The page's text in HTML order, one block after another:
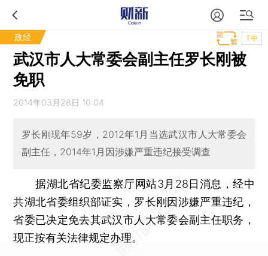
政经 T中
武汉市人大常委会副主任罗长刚被
免职
2014年03月28日 10:04
罗长刚现年59岁，2012年1月当选武汉市人大常委会
副主任，2014年1月因涉嫌严重违纪接受调查
据湖北省纪委监察厅网站3月28日消息，经中
共湖北省委组织部证实，罗长刚因涉嫌严重违纪，
省委已决定免去其武汉市人大常委会副主任职务，
现正按有关法律规定办理。